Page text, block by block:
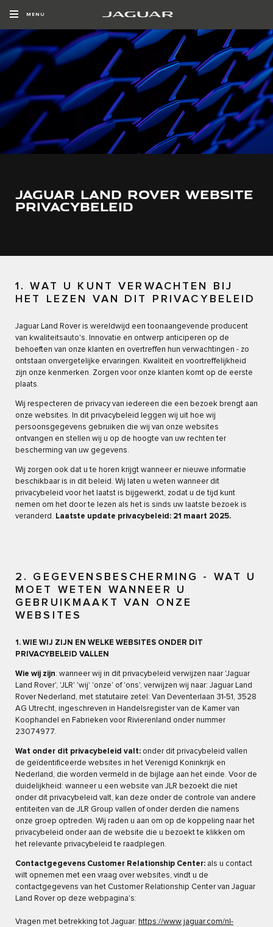
Copy nothing. Het begin van een nieuw tijdperk
MENU
JAGUAR LAND ROVER WEBSITE
PRIVACYBELEID​
1. WAT U KUNT VERWACHTEN BIJ
HET LEZEN VAN DIT PRIVACYBELEID
Jaguar Land Rover is wereldwijd een toonaangevende producent
van kwaliteitsauto's. Innovatie en ontwerp anticiperen op de
behoeften van onze klanten en overtreffen hun verwachtingen - zo
ontstaan onvergetelijke ervaringen. Kwaliteit en voortreffelijkheid
zijn onze kenmerken. Zorgen voor onze klanten komt op de eerste
plaats.
Wij respecteren de privacy van iedereen die een bezoek brengt aan
onze websites. In dit privacybeleid leggen wij uit hoe wij
persoonsgegevens gebruiken die wij van onze websites
ontvangen en stellen wij u op de hoogte van uw rechten ter
bescherming van uw gegevens.
Wij zorgen ook dat u te horen krijgt wanneer er nieuwe informatie
beschikbaar is in dit beleid. Wij laten u weten wanneer dit
privacybeleid voor het laatst is bijgewerkt, zodat u de tijd kunt
nemen om het door te lezen als het is sinds uw laatste bezoek is
veranderd. Laatste update privacybeleid: 21 maart 2025.
2. GEGEVENSBESCHERMING - WAT U
MOET WETEN WANNEER U
GEBRUIKMAAKT VAN ONZE
WEBSITES
1. WIE WIJ ZIJN EN WELKE WEBSITES ONDER DIT
PRIVACYBELEID VALLEN
Wie wij zijn: wanneer wij in dit privacybeleid verwijzen naar 'Jaguar
Land Rover', 'JLR' 'wij' 'onze' of 'ons', verwijzen wij naar: Jaguar Land
Rover Nederland, met statutaire zetel: Van Deventerlaan 31-51, 3528
AG Utrecht, ingeschreven in Handelsregister van de Kamer van
Koophandel en Fabrieken voor Rivierenland onder nummer
23074977.
Wat onder dit privacybeleid valt: onder dit privacybeleid vallen
de geïdentificeerde websites in het Verenigd Koninkrijk en
Nederland, die worden vermeld in de bijlage aan het einde. Voor de
duidelijkheid: wanneer u een website van JLR bezoekt die niet
onder dit privacybeleid valt, kan deze onder de controle van andere
entiteiten van de JLR Group vallen of onder derden die namens
onze groep optreden. Wij raden u aan om op de koppeling naar het
privacybeleid onder aan de website die u bezoekt te klikken om
het relevante privacybeleid te raadplegen.
Contactgegevens Customer Relationship Center: als u contact
wilt opnemen met een vraag over websites, vindt u de
contactgegevens van het Customer Relationship Center van Jaguar
Land Rover op deze webpagina's:
Vragen met betrekking tot Jaguar: https://www.jaguar.com/nl-